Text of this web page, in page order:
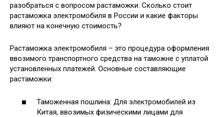
разобраться с вопросом растаможки. Сколько стоит
растаможка электромобиля в России и какие факторы
влияют на конечную стоимость?
Растаможка электромобиля – это процедура оформления
ввозимого транспортного средства на таможне с уплатой
установленных платежей. Основные составляющие
растаможки:
Таможенная пошлина: Для электромобилей из
Китая, ввозимых физическими лицами для